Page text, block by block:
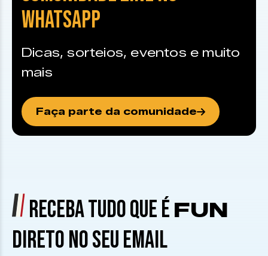
WHATSAPP
Dicas, sorteios, eventos e muito
mais
Faça parte da comunidade
RECEBA TUDO QUE É FUN
DIRETO NO SEU EMAIL